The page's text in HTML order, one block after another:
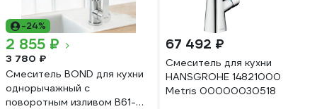
-24%
2 855 ₽
3 780 ₽
Смеситель BOND для кухни
однорычажный с
поворотным изливом B61-
67 492 ₽
Смеситель для кухни
HANSGROHE 14821000
Metris 00000030518